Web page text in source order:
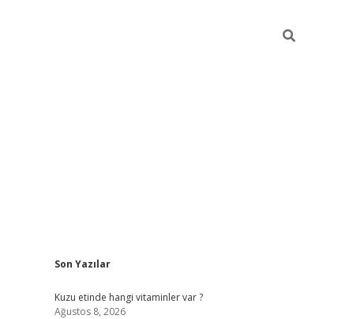
Sidebar
Son Yazılar
Kuzu etinde hangi vitaminler var ?
Ağustos 8, 2026